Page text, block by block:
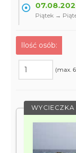
Piątek →
Ilość osób:
(max.
WYCIECZKA